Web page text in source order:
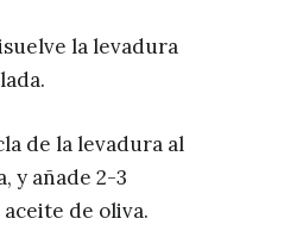
la levadura
de la levadura al
y añade 2-3
de oliva.